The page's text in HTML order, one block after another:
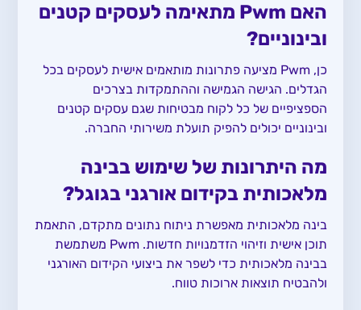
האם Pwm מתאימה לעסקים קטנים
ובינוניים?
כן, Pwm מציעה פתרונות מותאמים אישית לעסקים בכל
הגדלים. הגישה הגמישה וההתמקדות בצרכים
הספציפיים של כל לקוח מבטיחות שגם עסקים קטנים
ובינוניים יכולים להפיק תועלת משירותי החברה.
מה היתרונות של שימוש בבינה
מלאכותית בקידום אורגני בגוגל?
בינה מלאכותית מאפשרת ניתוח נתונים מתקדם, התאמת
תוכן אישית וזיהוי הזדמנויות חדשות. Pwm משתמשת
בבינה מלאכותית כדי לשפר את ביצועי הקידום האורגני
ולהבטיח תוצאות ארוכות טווח.